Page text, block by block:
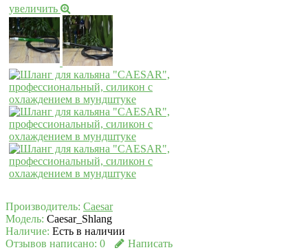
увеличить
Производитель: Caesar
Модель: Caesar_Shlang
Наличие: Есть в наличии
Отзывов написано: 0 Написать